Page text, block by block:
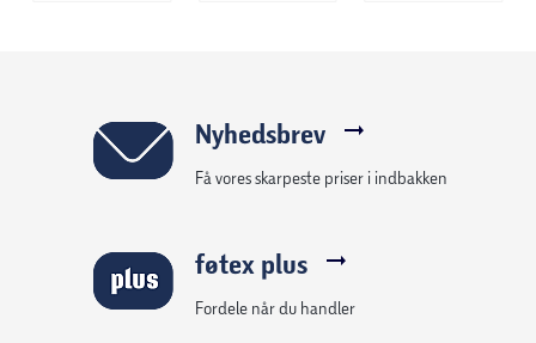
Nyhedsbrev
Få vores skarpeste priser i indbakken
føtex plus
Fordele når du handler